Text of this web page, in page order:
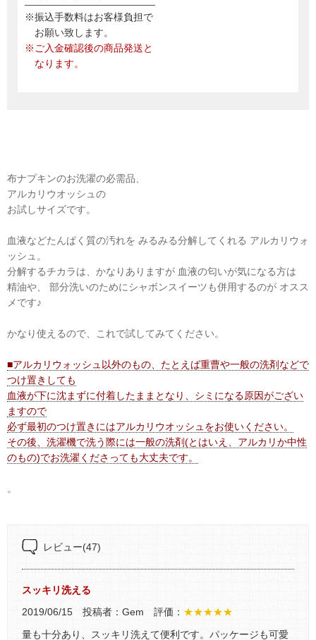
※振込手数料はお客様負担で
お願い致します。
※ご入金確認後の商品発送と
なります。
布ナプキンのお洗濯の必需品、
アルカリウオッシュの
お試しサイズです。
血液などたんぱく質の汚れを みるみる分解してくれる アルカリウォ
ッシュ。
分解するチカラは、かなりありますが 血液の匂いが気になる方は
精油や、 部分洗いのためにシャボンスイーツも併用するのが オスス
メです♪
かなり使えるので、これで試してみてください。
■アルカリウォッシュ以外のもの、たとえば重曹や一般の洗剤などで
つけ置きしても
血液が下に沈まずに付着したままとなり、シミになる原因がござい
ますので
必ず最初のつけ置きにはアルカリウオッシュをお使いください。
その後、洗濯機で洗う際には一般の洗剤(とはいえ、アルカリか中性
のもの)でお洗濯くださっても大丈夫です。
。
レビュー(47)
スッキリ洗える
2019/06/15 投稿者：Gem 評価： ★★★★★
量も十分あり、スッキリ洗えて便利です。パッケージも可愛